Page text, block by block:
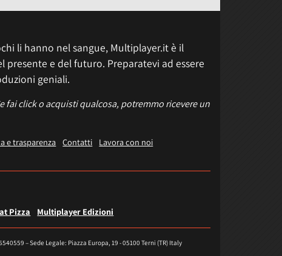
li hanno nel sangue, Multiplayer.it è il
e del futuro. Preparatevi ad essere
geniali.
click o acquisti qualcosa, potremmo ricevere un
e trasparenza Contatti
Lavora con noi
Pizza Multiplayer Edizioni
– Sede Legale: Piazza Europa, 19 - 05100 Terni (TR) Italy